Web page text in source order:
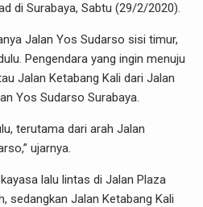
di Surabaya, Sabtu (29/2/2020).
Jalan Yos Sudarso sisi timur,
Pengendara yang ingin menuju
Jalan Ketabang Kali dari Jalan
Yos Sudarso Surabaya.
terutama dari arah Jalan
ujarnya.
lalu lintas di Jalan Plaza
sedangkan Jalan Ketabang Kali